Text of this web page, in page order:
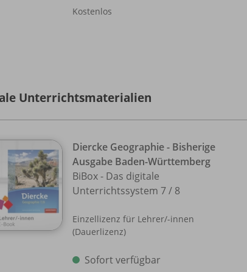
Kostenlos
Unterrichtsmaterialien
Diercke Geographie - Bisherige
Ausgabe Baden-Württemberg
BiBox - Das digitale
Unterrichtssystem 7 / 8
Einzellizenz für Lehrer/-innen
(Dauerlizenz)
Sofort verfügbar